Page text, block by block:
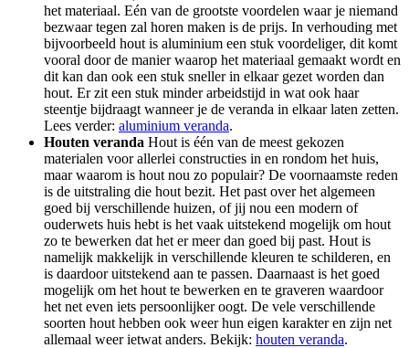
het materiaal. Eén van de grootste voordelen waar je niemand
bezwaar tegen zal horen maken is de prijs. In verhouding met
bijvoorbeeld hout is aluminium een stuk voordeliger, dit komt
vooral door de manier waarop het materiaal gemaakt wordt en
dit kan dan ook een stuk sneller in elkaar gezet worden dan
hout. Er zit een stuk minder arbeidstijd in wat ook haar
steentje bijdraagt wanneer je de veranda in elkaar laten zetten.
Lees verder: aluminium veranda.
Houten veranda Hout is één van de meest gekozen
materialen voor allerlei constructies in en rondom het huis,
maar waarom is hout nou zo populair? De voornaamste reden
is de uitstraling die hout bezit. Het past over het algemeen
goed bij verschillende huizen, of jij nou een modern of
ouderwets huis hebt is het vaak uitstekend mogelijk om hout
zo te bewerken dat het er meer dan goed bij past. Hout is
namelijk makkelijk in verschillende kleuren te schilderen, en
is daardoor uitstekend aan te passen. Daarnaast is het goed
mogelijk om het hout te bewerken en te graveren waardoor
het net even iets persoonlijker oogt. De vele verschillende
soorten hout hebben ook weer hun eigen karakter en zijn net
allemaal weer ietwat anders. Bekijk: houten veranda.